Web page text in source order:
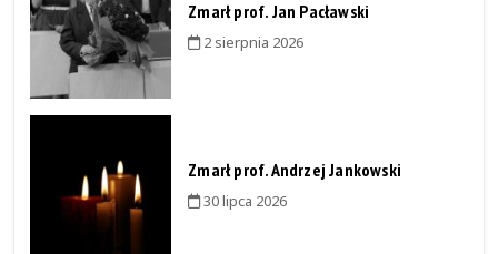
Zmarł prof. Jan Pacławski
2 sierpnia 2026
Zmarł prof. Andrzej Jankowski
30 lipca 2026